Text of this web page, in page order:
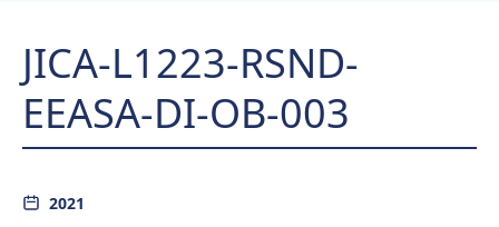
JICA-L1223-RSND-
EEASA-DI-OB-003
2021